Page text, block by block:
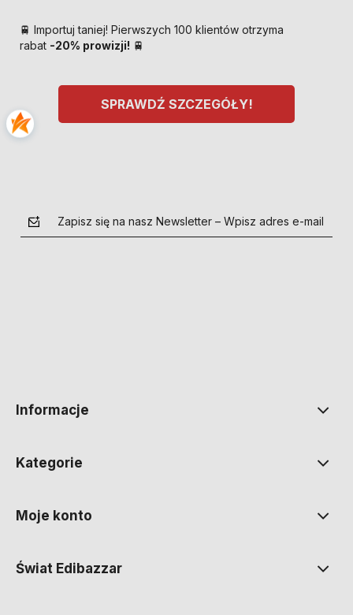
🚆 Importuj taniej! Pierwszych 100 klientów otrzyma
rabat -20% prowizji! 🚆
SPRAWDŹ SZCZEGÓŁY!
Zapisz się na nasz Newsletter – Wpisz adres e-mail
Informacje
Kategorie
Moje konto
Świat Edibazzar